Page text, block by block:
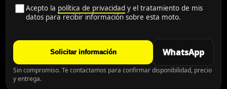
Acepto la política de privacidad y el tratamiento de mis
datos para recibir información sobre esta moto.
Solicitar información WhatsApp
Sin compromiso. Te contactamos para confirmar disponibilidad, precio
y entrega.